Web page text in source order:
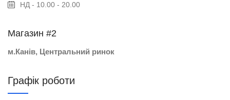
НД - 10.00 - 20.00
Магазин #2
м.Канів, Центральний ринок
Графік роботи